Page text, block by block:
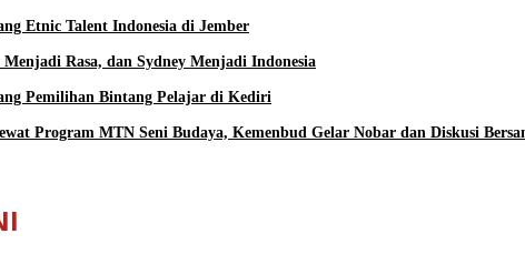
Etnic Talent Indonesia di Jember
Rasa, dan Sydney Menjadi Indonesia
Pemilihan Bintang Pelajar di Kediri
Program MTN Seni Budaya, Kemenbud Gelar Nobar dan Diskusi